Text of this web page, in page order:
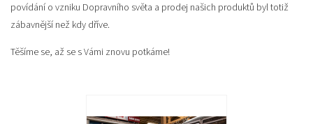
povídání o vzniku Dopravního světa a prodej našich produktů byl totiž
zábavnější než kdy dříve.
Těšíme se, až se s Vámi znovu potkáme!